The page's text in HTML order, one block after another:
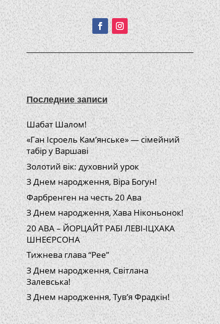
Подписывайтесь!
Последние записи
Шабат Шалом!
«Ган Ісроель Кам’янське» — сімейний
табір у Варшаві
Золотий вік: духовний урок
З Днем народження, Віра Богун!
Фарбренген на честь 20 Ава
З Днем народження, Хава Ніконьонок!
20 АВА – ЙОРЦАЙТ РАБІ ЛЕВІ-ІЦХАКА
ШНЕЄРСОНА
Тижнева глава “Рее”
З Днем народження, Світлана
Залевська!
З Днем народження, Тув’я Фрадкін!